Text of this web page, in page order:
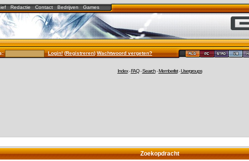
Redactie Contact Bedrijven Games
Login!(Registreren)Wachtwoord vergeten?
Index-FAQ-Search-Memberlist-Usergroups
Zoekopdracht